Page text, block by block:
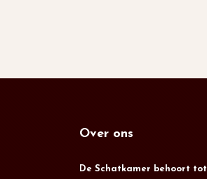
Over ons
De Schatkamer behoort tot